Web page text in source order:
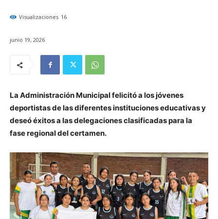
Visualizaciones 16
junio 19, 2026
La Administración Municipal felicitó a los jóvenes
deportistas de las diferentes instituciones educativas y
deseó éxitos a las delegaciones clasificadas para la
fase regional del certamen.